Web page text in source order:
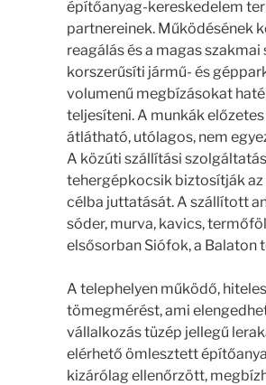
építőanyag-kereskedelem
partnereinek. Működésének
reagálás és a magas
korszerűsíti jármű- és
volumenű megbízásokat
teljesíteni. A munkák
átlátható, utólagos, nem
A közúti szállítási
tehergépkocsik biztosítják
célba juttatását. A szállított
sóder, murva, kavics,
elsősorban Siófok, a Balaton
A telephelyen működő,
tömegmérést, ami
vállalkozás tüzép jellegű
elérhető ömlesztett
kizárólag ellenőrzött,